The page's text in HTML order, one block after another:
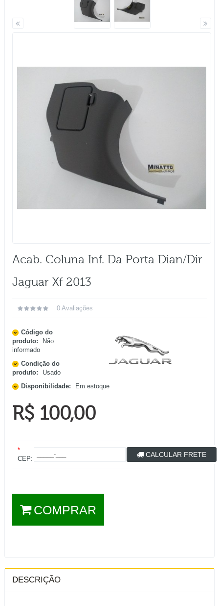
Acab. Coluna Inf. Da Porta Dian/dir
Jaguar Xf 2013
0 Avaliações
Código do
produto:
Não
informado
Condição do
produto:
Usado
Disponibilidade:
Em estoque
R$ 100,00
*
CEP:
CALCULAR FRETE
COMPRAR
DESCRIÇÃO